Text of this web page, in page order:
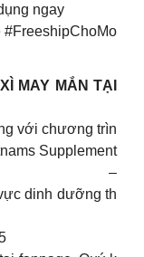
ngay
MAY MẮN TẠI
với chương trìn
Supplement
dinh dưỡng th